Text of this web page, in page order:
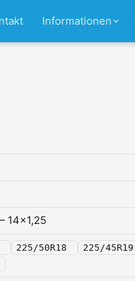
Informationen
14x1,25
225/50R18 225/45R19